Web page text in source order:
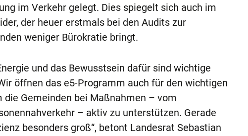
im Verkehr gelegt. Dies spiegelt sich auch im
der heuer erstmals bei den Audits zur
weniger Bürokratie bringt.
und das Bewusstsein dafür sind wichtige
öffnen das e5-Programm auch für den wichtigen
Gemeinden bei Maßnahmen – vom
– aktiv zu unterstützen. Gerade
besonders groß“, betont Landesrat Sebastian